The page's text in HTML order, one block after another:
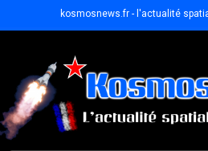
kosmosnews.fr - l'actualité